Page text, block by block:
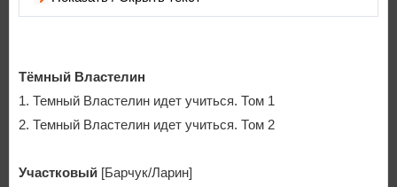
Тёмный Властелин
1. Темный Властелин идет учиться. Том 1
2. Темный Властелин идет учиться. Том 2
Участковый [Барчук/Ларин]